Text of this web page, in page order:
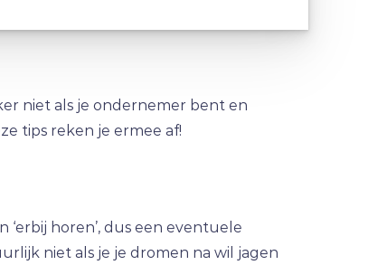
niet als je ondernemer bent en
tips reken je ermee af!
horen’, dus een eventuele
niet als je je dromen na wil jagen